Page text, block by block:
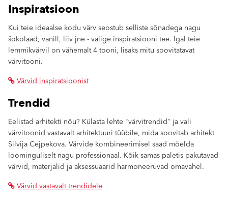
Inspiratsioon
Kui teie ideaalse kodu värv seostub selliste sõnadega nagu
šokolaad, vanill, liiv jne - valige inspiratsiooni tee. Igal teie
lemmikvärvil on vähemalt 4 tooni, lisaks mitu soovitatavat
värvitooni.
Värvid inspiratsioonist
Trendid
Eelistad arhitekti nõu? Külasta lehte "värvitrendid" ja vali
värvitoonid vastavalt arhitektuuri tüübile, mida soovitab arhitekt
Silvija Cejpekova. Värvide kombineerimisel saad mõelda
loominguliselt nagu professionaal. Kõik samas paletis pakutavad
värvid, materjalid ja aksessuaarid harmoneeruvad omavahel.
Värvid vastavalt trendidele